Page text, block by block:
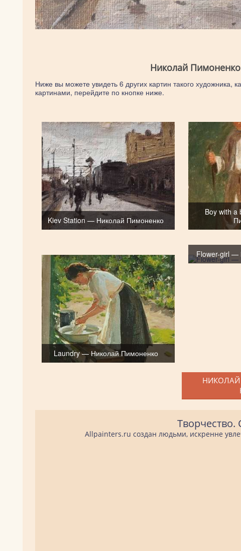
Николай
Ниже вы можете увидеть 6 других картин такого художника,
картинами, перейдите по кнопке ниже.
Kiev Station — Николай Пимоненко
Boy with
Laundry — Николай Пимоненко
Flower-girl —
Allpainters.ru создан людьми, искренне